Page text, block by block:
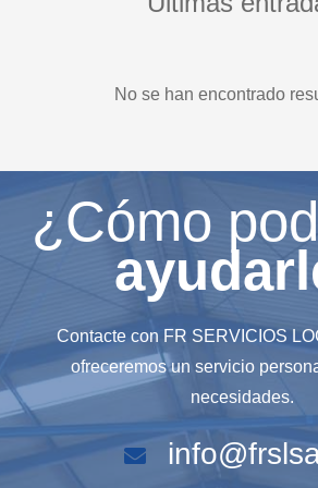
No se han encontrado
¿Cómo
Contacte con FR SERVICIOS
ofreceremos un servicio
necesidades.